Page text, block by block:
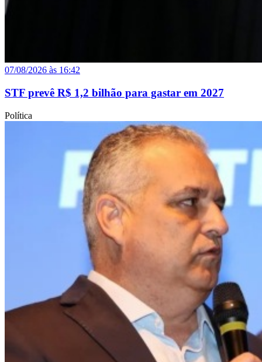
07/08/2026 às 16:42
STF prevê R$ 1,2 bilhão para gastar em 2027
Política